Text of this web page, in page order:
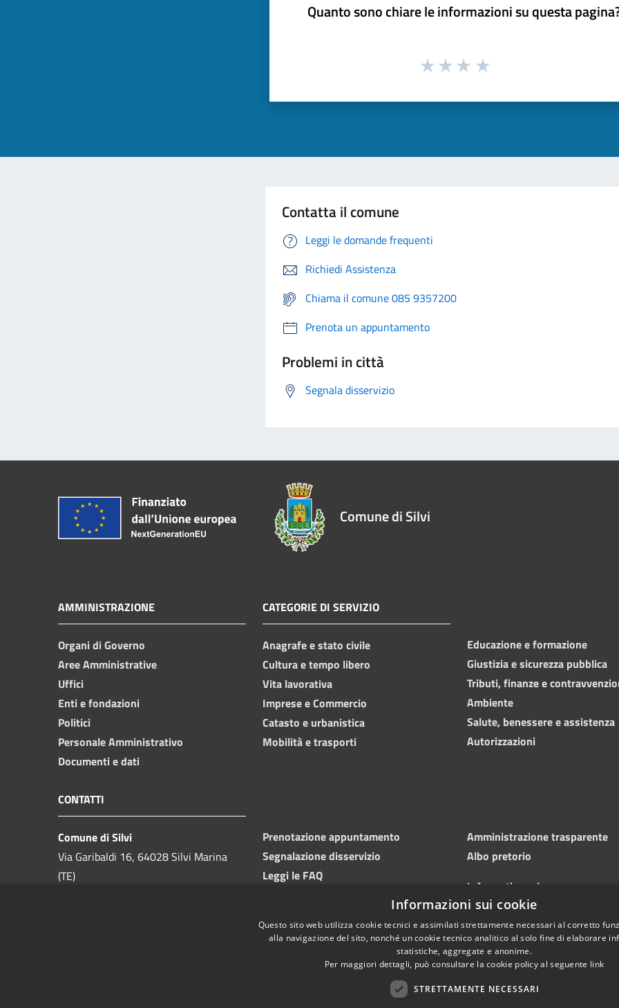
Quanto sono chiare le informazioni su questa
Contatta il comune
Leggi le domande frequenti
Richiedi Assistenza
Chiama il comune 085 9357200
Prenota un appuntamento
Problemi in città
Segnala disservizio
Comune di Silvi
AMMINISTRAZIONE
Organi di Governo
Aree Amministrative
Uffici
Enti e fondazioni
Politici
Personale Amministrativo
Documenti e dati
CATEGORIE DI SERVIZIO
Anagrafe e stato civile
Cultura e tempo libero
Vita lavorativa
Imprese e Commercio
Catasto e urbanistica
Mobilità e trasporti
Educazione e formazione
Giustizia e sicurezza pubblica
Tributi, finanze e
Ambiente
Salute, benessere e assistenza
Autorizzazioni
CONTATTI
Comune di Silvi
Via Garibaldi 16, 64028 Silvi Marina
(TE)
Prenotazione appuntamento
Segnalazione disservizio
Leggi le FAQ
Amministrazione trasparente
Albo pretorio
Informativa privacy
Note legali
Dichiarazione di accessibilità
Informazioni sui cookie
Questo sito web utilizza cookie tecnici e assimilati strettamente necessari al corretto
alla navigazione del sito, nonché un cookie tecnico analitico al solo fine di elaborare
statistiche, aggregate e anonime.
Per maggiori dettagli, può consultare la cookie policy al seguente link
STRETTAMENTE NECESSARI